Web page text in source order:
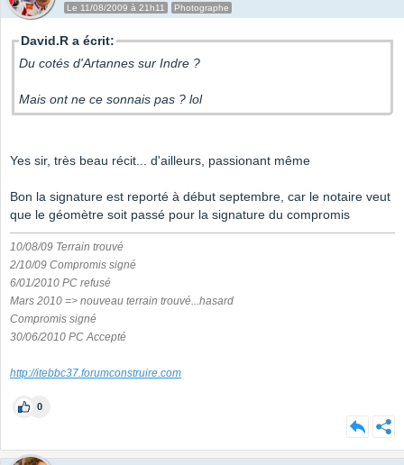
Le 11/08/2009 à 21h11 Photographe
David.R a écrit:
Du cotés d'Artannes sur Indre ?
Mais ont ne ce sonnais pas ? lol
Yes sir, très beau récit... d'ailleurs, passionant même
Bon la signature est reporté à début septembre, car le notaire veut
que le géomètre soit passé pour la signature du compromis
10/08/09 Terrain trouvé
2/10/09 Compromis signé
6/01/2010 PC refusé
Mars 2010 => nouveau terrain trouvé...hasard
Compromis signé
30/06/2010 PC Accepté
http://itebbc37.forumconstruire.com
0